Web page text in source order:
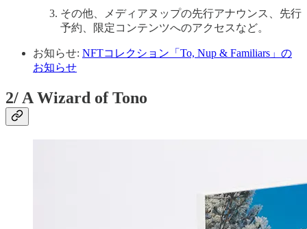
その他、メディアヌップの先行アナウンス、先行
予約、限定コンテンツへのアクセスなど。
お知らせ: NFTコレクション「To, Nup & Familiars」の
お知らせ
2/ A Wizard of Tono